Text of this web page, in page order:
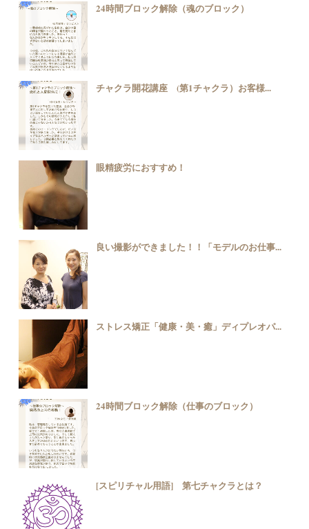
24時間ブロック解除（魂のブロック）
チャクラ開花講座 (第1チャクラ）お客様...
眼精疲労におすすめ！
良い撮影ができました！！「モデルのお仕事...
ストレス矯正「健康・美・癒」ディプレオパ...
24時間ブロック解除（仕事のブロック）
[スピリチャル用語] 第七チャクラとは？